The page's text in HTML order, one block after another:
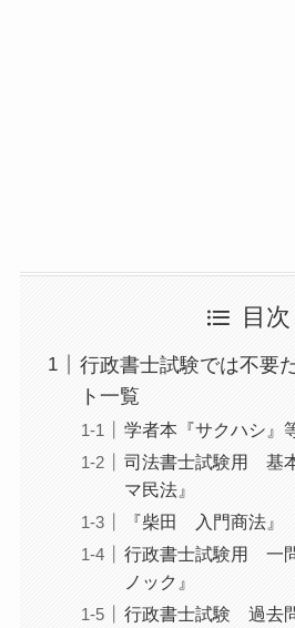
目次
行政書士試験では不要
ト一覧
学者本『サクハシ』
司法書士試験用 基
マ民法』
『柴田 入門商法』
行政書士試験用 一
ノック』
行政書士試験 過去